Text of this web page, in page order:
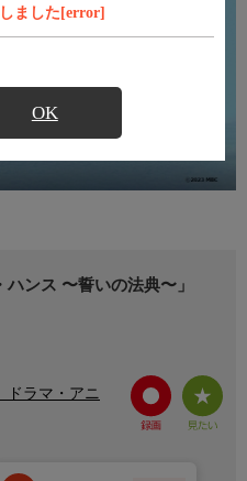
ました[error]
OK
ンス 〜誓いの法典〜」
ラマ・アニ